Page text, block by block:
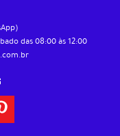
das 08:00 às 12:00